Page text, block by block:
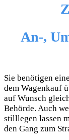
An-,
Sie benötigen
dem Wagenkauf
auf Wunsch
Behörde. Auch
stilllegen lassen
den Gang zum